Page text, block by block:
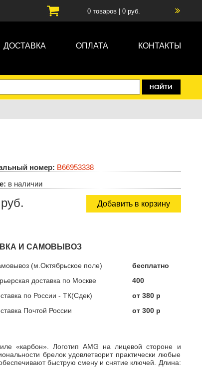
0товаров | 0руб.
ДОСТАВКА ОПЛАТА КОНТАКТЫ
номер: B66953338
в наличии
Добавить в корзину
И САМОВЫВОЗ
(м.Октябрьское поле)
бесплатно
доставка по Москве
400
по Росcии - ТК(Сдек)
от 380 р
Почтой России
от 300 р
«карбон». Логотип AMG на лицевой стороне и
брелок удовлетворит практически любые
быструю смену и снятие ключей. Длина: